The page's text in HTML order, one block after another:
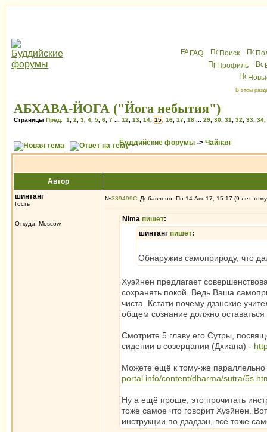
FAQ Поиск
Профиль
В этом
АБХАВА-ЙОГА ("Йога небытия")
Страницы Пред. 1 2 3 4 5 6 7 12 13 14 15 16 17 18 29 30 31 32 33 34
Буддийские форумы -> Чайная
Автор
шинтанг
Гость
Откуда: Moscow
№339499 Добавлено: Пн 14 Авг 17, 15:17 (9 лет
Nima пишет:
шинтанг пишет:
Обнаружив самоприроду, что
Хуэйнен предлагает
сохранять покой. Ведь Ваша
чиста. Кстати почему дзэнские
общем сознание должно
Смотрите 5 главу его Сутры,
сидении в созерцании (Дхиана) -
Можете ещё к тому-же
portal.info/content/dharma/sutra/
Ну а ещё проще, это прочитать
тоже самое что говорит Хуэйнен.
инструкции по дзадзэн, всё тоже